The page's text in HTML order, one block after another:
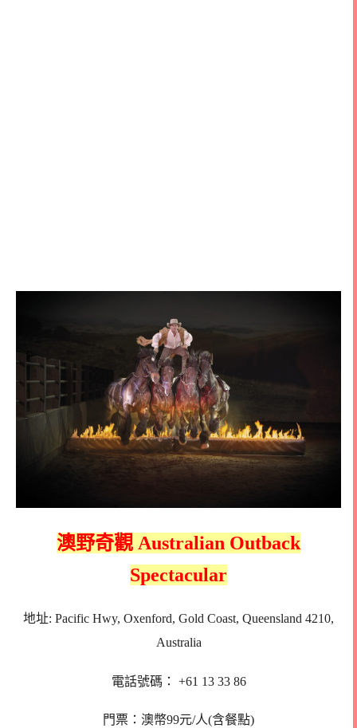
澳野奇觀 Australian Outback
Spectacular
地址: Pacific Hwy, Oxenford, Gold Coast, Queensland 4210,
Australia
電話號碼： +61 13 33 86
門票：澳幣99元/人(含餐點)